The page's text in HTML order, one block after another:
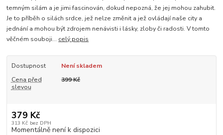
temným silám a je jimi fascinován, dokud nepozná, že jej mohou zahubit.
Je to příběh o silách srdce, jež nelze změnit a jež ovládají naše city a
jednání a mohou být zdrojem nenávisti i lásky, zloby či radosti. V tomto
věčném souboji... celý popis
Dostupnost
Není skladem
Cena před
slevou
399 Kč
379 Kč
313 Kč bez DPH
Momentálně není k dispozici